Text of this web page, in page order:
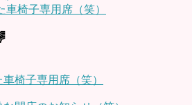
車椅子専用席（笑）
椅子専用席（笑）